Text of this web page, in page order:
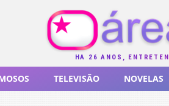
HÁ 26 ANOS,
TELEVISÃO NOVELAS